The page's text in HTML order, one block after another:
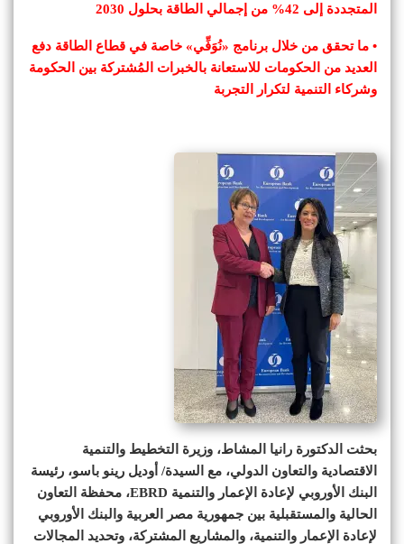
المتجددة إلى 42% من إجمالي الطاقة بحلول 2030
• ما تحقق من خلال برنامج «نُوَفِّي» خاصة في قطاع الطاقة دفع
العديد من الحكومات للاستعانة بالخبرات المُشتركة بين الحكومة
وشركاء التنمية لتكرار التجربة
بحثت الدكتورة رانيا المشاط، وزيرة التخطيط والتنمية
الاقتصادية والتعاون الدولي، مع السيدة/ أوديل رينو باسو، رئيسة
البنك الأوروبي لإعادة الإعمار والتنمية EBRD، محفظة التعاون
الحالية والمستقبلية بين جمهورية مصر العربية والبنك الأوروبي
لإعادة الإعمار والتنمية، والمشاريع المشتركة، وتحديد المجالات